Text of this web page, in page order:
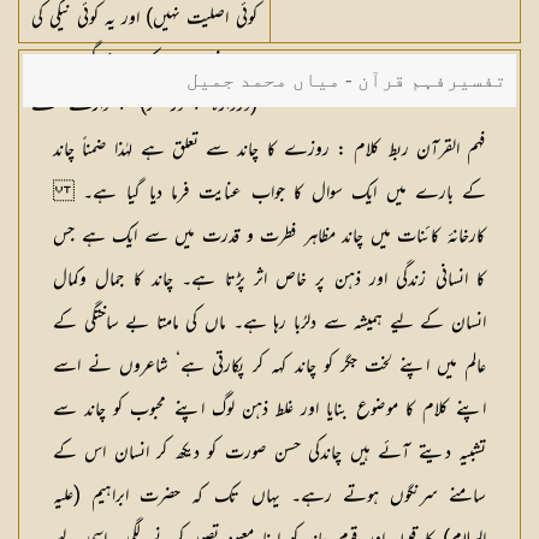
کوئی اصلیت نہیں) اور یہ کوئی نیکی کی
بات نہیں ہے کہ اپنے گھروں میں
(دروازہ چھوڑ کر) پچھواڑے سے
داخل ہو) جیسا کہ عرب کی رسم تھی
کہ حج کے مہینے کا چاند دیکھ لیتے اور
احرام باندھ لینے کے بعد اگر گھروں
میں داخل ہونا چاہتے تو دروازے
سے داخل نہ ہوتے، پچھواڑے سے
راہ نکال کر جاتے) نیکی تو اس کے
لیے ہے جس نے اپنے اندر تقوی
پیدا کیا۔ پس (ان وہم پرستیوں میں
مبتلا نہ ہو) گھروں میں آؤ تو
تفسیرفہم قرآن - میاں محمد جمیل
فہم القرآن ربط کلام : روزے کا چاند سے تعلق ہے لہٰذا ضمناً چاند
کے بارے میں ایک سوال کا جواب عنایت فرما دیا گیا ہے۔
کارخانۂ کائنات میں چاند مظاہر فطرت و قدرت میں سے ایک ہے جس
کا انسانی زندگی اور ذہن پر خاص اثر پڑتا ہے۔ چاند کا جمال وکمال
انسان کے لیے ہمیشہ سے دلرُبا رہا ہے۔ ماں کی مامتا بے ساختگی کے
عالم میں اپنے لخت جگر کو چاند کہہ کر پکارتی ہے‘ شاعروں نے اسے
اپنے کلام کا موضوع بنایا اور غلط ذہن لوگ اپنے محبوب کو چاند سے
تشبیہ دیتے آئے ہیں چاندکی حسن صورت کو دیکھ کر انسان اس کے
سامنے سرنگوں ہوتے رہے۔ یہاں تک کہ حضرت ابراہیم (علیہ